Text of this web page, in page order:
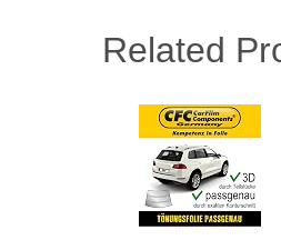
Related